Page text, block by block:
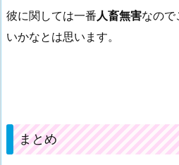
彼に関しては一番 人畜無害なので
いかなとは思います。
まとめ